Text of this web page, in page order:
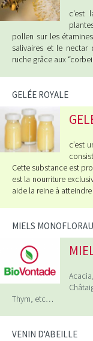
c'est
pollen sur les
salivaires et le nectar
ruche grâce aux
GELÉE ROYALE
c’est
Cette substance est
est la nourriture
aide la reine à
MIELS
Thym, etc…
VENIN D'ABEILLE